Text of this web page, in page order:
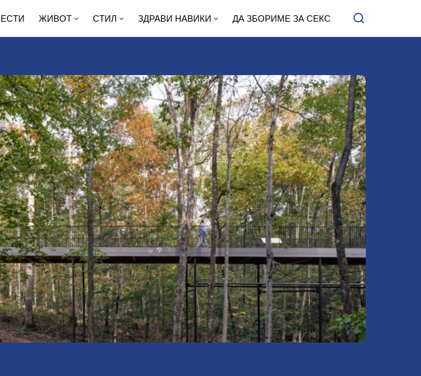
ЖИВОТ СТИЛ ЗДРАВИ НАВИКИ ДА ЗБОРИМЕ ЗА СЕКС